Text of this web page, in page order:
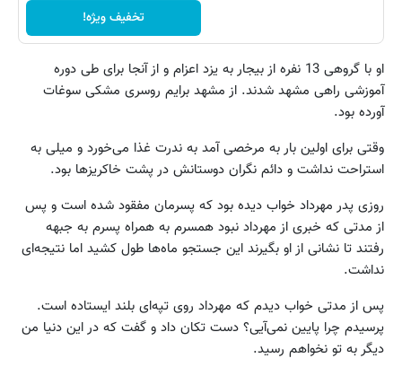
تخفیف ویژه!
او با گروهی 13 نفره از بیجار به یزد اعزام و از آنجا برای طی دوره
آموزشی راهی مشهد شدند. از مشهد برایم روسری مشکی سوغات
آورده بود.
وقتی برای اولین بار به مرخصی آمد به ندرت غذا می‌خورد و میلی به
استراحت نداشت و دائم نگران دوستانش در پشت خاکریزها بود.
روزی پدر مهرداد خواب دیده بود که پسرمان مفقود شده است و پس
از مدتی که خبری از مهرداد نبود همسرم به همراه پسرم به جبهه
رفتند تا نشانی از او بگیرند این جستجو ماه‌ها طول کشید اما نتیجه‌ای
نداشت.
پس از مدتی خواب دیدم که مهرداد روی تپه‌ای بلند ایستاده است.
پرسیدم چرا پایین نمی‌آیی؟ دست تکان داد و گفت که در این دنیا من
دیگر به تو نخواهم رسید.